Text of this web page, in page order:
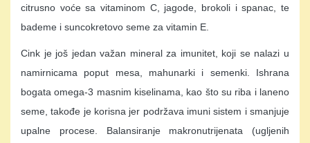
citrusno voće sa vitaminom C, jagode, brokoli i spanac, te
bademe i suncokretovo seme za vitamin E.
Cink je još jedan važan mineral za imunitet, koji se nalazi u
namirnicama poput mesa, mahunarki i semenki. Ishrana
bogata omega-3 masnim kiselinama, kao što su riba i laneno
seme, takođe je korisna jer podržava imuni sistem i smanjuje
upalne procese. Balansiranje makronutrijenata (ugljenih